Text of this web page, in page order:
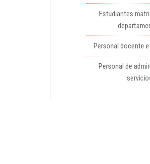
Estudiantes
Personal docente
Personal de